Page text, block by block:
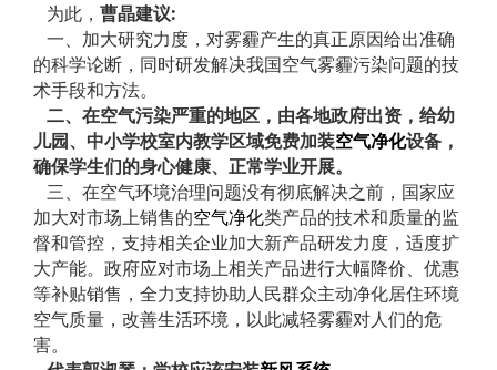
为此， 曹晶建议:
一、加大研究力度，对雾霾产生的真正原因给出准确
的科学论断，同时研发解决我国空气雾霾污染问题的技
术手段和方法。
二、在空气污染严重的地区，由各地政府出资，给幼
儿园、中小学校室内教学区域免费加装空气净化设备，
确保学生们的身心健康、正常学业开展。
三、在空气环境治理问题没有彻底解决之前，国家应
加大对市场上销售的空气净化类产品的技术和质量的监
督和管控，支持相关企业加大新产品研发力度，适度扩
大产能。政府应对市场上相关产品进行大幅降价、优惠
等补贴销售，全力支持协助人民群众主动净化居住环境
空气质量，改善生活环境，以此减轻雾霾对人们的危
害。